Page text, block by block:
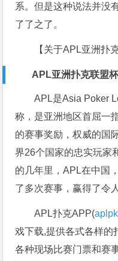
系。但是这种说法并没
了了之了。
【关于APL亚洲扑
APL亚洲扑克联盟
APL是Asia Poker
称，是亚洲地区首屈一
的赛事奖励，权威的国
界26个国家的忠实玩家
的几年里，APL在中国
了多次赛事，赢得了令
APL扑克APP(
戏下载,提供各式各样的
各种现场比赛门票和赛